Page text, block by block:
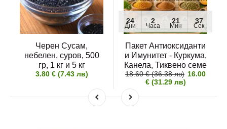
Черен Сусам,
небелен, суров, 500
гр, 1 кг и 5 кг
3.80 € (7.43 лв)
24
Дни
2
Часа
21
Мин
37
Сек
Пакет Антиоксиданти
и Имунитет - Куркума,
Канела, Тиквено семе
18.60 € (36.38 лв) 16.00
€ (31.29 лв)